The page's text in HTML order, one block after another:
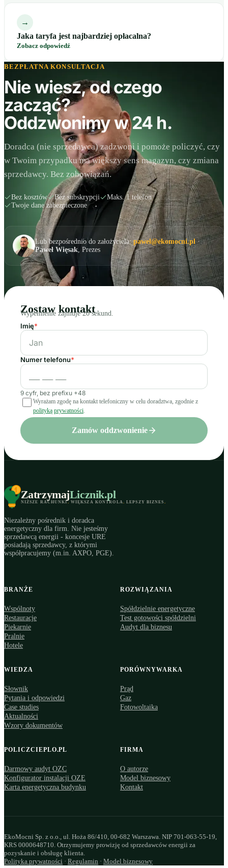
→
Jaka taryfa jest najbardziej opłacalna?
Zobacz odpowiedź
BEZPŁATNA KONSULTACJA
Nie wiesz, od czego
zacząć?
Oddzwonimy w 24 h.
Doradca (nie sprzedawca) zadzwoni i pomoże policzyć, czy
w Twoim przypadku ma większy sens magazyn, czy zmiana
sprzedawcy. Bez zobowiązań.
Bez kosztów Bez subskrypcji
Maks. 1 telefon
Twoje dane zabezpieczone
Lub bezpośrednio do założyciela:pawel@ekomocni.pl·
Paweł Więsak, Prezes
Zostaw kontakt
Wypełnienie zajmuje 20 sekund.
Imię*
Numer telefonu*
9 cyfr, bez prefixu +48
Wyrażam zgodę na kontakt telefoniczny w celu doradztwa, zgodnie z
polityką prywatności.
Zamów oddzwonienie
ZatrzymajLicznik.pl
NIŻSZE RACHUNKI. WIĘKSZA KONTROLA. LEPSZY BIZNES .
Niezależny pośrednik i doradca
energetyczny dla firm. Nie jesteśmy
sprzedawcą energii - koncesje URE
posiadają sprzedawcy, z którymi
współpracujemy (m.in. AXPO, PGE).
BRANŻE
Wspólnoty
Restauracje
Piekarnie
Pralnie
Hotele
ROZWIĄZANIA
Spółdzielnie energetyczne
Test gotowości spółdzielni
Audyt dla biznesu
WIEDZA
Słownik
Pytania i odpowiedzi
Case studies
Aktualności
Wzory dokumentów
PORÓWNYWARKA
Prąd
Gaz
Fotowoltaika
POLICZCIEPLO.PL
Darmowy audyt OZC
Konfigurator instalacji OZE
Karta energetyczna budynku
FIRMA
O autorze
Model biznesowy
Kontakt
EkoMocni Sp. z o.o., ul. Hoża 86/410, 00-682 Warszawa. NIP 701-063-55-19,
KRS 0000648710. Otrzymujemy prowizję od sprzedawców energii za
pozyskanie i obsługę klienta.
Polityka prywatności · Regulamin · Model biznesowy